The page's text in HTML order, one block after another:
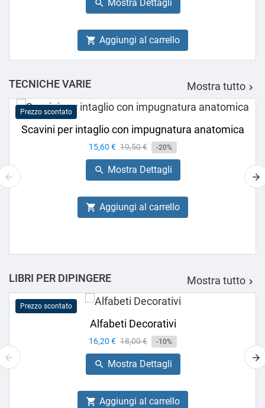
 Mostra Dettagli
 Aggiungi al carrello
TECNICHE VARIE Mostra tutto 
Prezzo scontato
Scavini per intaglio con impugnatura anatomica
Prezzo
15,60 € Prezzo
base
19,50 € -20%
 Mostra Dettagli
 Aggiungi al carrello
LIBRI PER DIPINGERE Mostra tutto 
Prezzo scontato
Alfabeti Decorativi
Prezzo
16,20 € Prezzo
base
18,00 € -10%
 Mostra Dettagli
 Aggiungi al carrello